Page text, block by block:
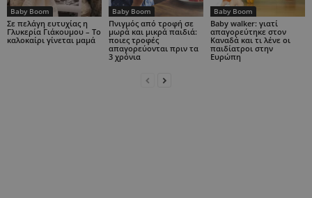
Baby Boom
Σε πελάγη ευτυχίας η
Γλυκερία Γιάκουμου – Το
καλοκαίρι γίνεται μαμά
Baby Boom
Πνιγμός από τροφή σε
μωρά και μικρά παιδιά:
ποιες τροφές
απαγορεύονται πριν τα
3 χρόνια
Baby Boom
Baby walker: γιατί
απαγορεύτηκε στον
Καναδά και τι λένε οι
παιδίατροι στην
Ευρώπη